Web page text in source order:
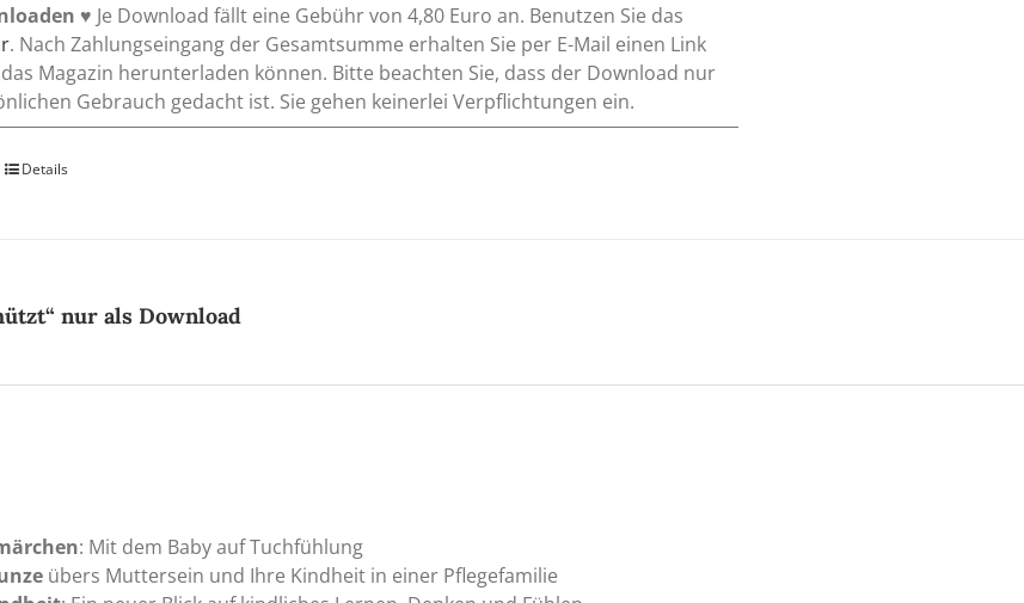
♥ Je Download fällt eine Gebühr von 4,80 Euro an. Benutzen Sie das
. Nach Zahlungseingang der Gesamtsumme erhalten Sie per E-Mail einen Link
Magazin herunterladen können. Bitte beachten Sie, dass der Download nur
Gebrauch gedacht ist. Sie gehen keinerlei Verpflichtungen ein.
Details
nur als Download
: Mit dem Baby auf Tuchfühlung
übers Muttersein und Ihre Kindheit in einer Pflegefamilie